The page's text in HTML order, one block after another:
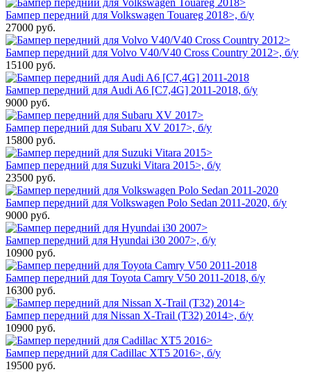
Бампер передний для Volkswagen Touareg 2018>, б/у
27000 руб.
Бампер передний для Volvo V40/V40 Cross Country 2012>, б/у
15100 руб.
Бампер передний для Audi A6 [C7,4G] 2011-2018, б/у
9000 руб.
Бампер передний для Subaru XV 2017>, б/у
15800 руб.
Бампер передний для Suzuki Vitara 2015>, б/у
23500 руб.
Бампер передний для Volkswagen Polo Sedan 2011-2020, б/у
9000 руб.
Бампер передний для Hyundai i30 2007>, б/у
10900 руб.
Бампер передний для Toyota Camry V50 2011-2018, б/у
16300 руб.
Бампер передний для Nissan X-Trail (T32) 2014>, б/у
10900 руб.
Бампер передний для Cadillac XT5 2016>, б/у
19500 руб.